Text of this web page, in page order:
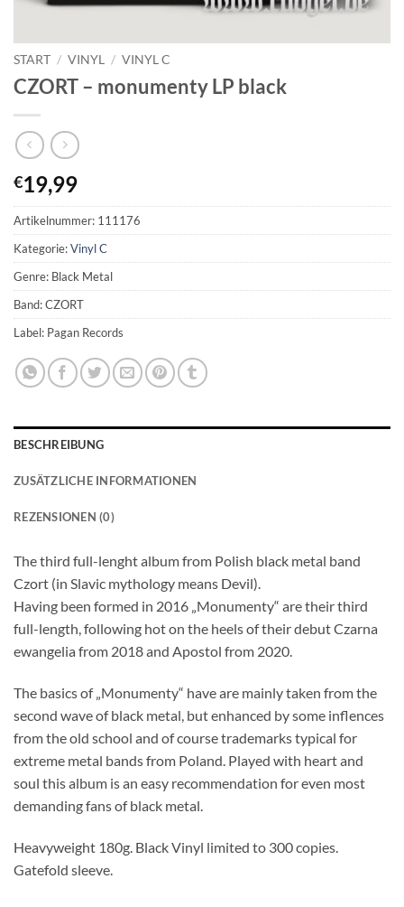
START / VINYL / VINYL C
CZORT – monumenty LP black
€19,99
Artikelnummer: 111176
Kategorie:Vinyl C
Genre: Black Metal
Band: CZORT
Label: Pagan Records
BESCHREIBUNG
ZUSÄTZLICHE INFORMATIONEN
REZENSIONEN (0)
The third full-lenght album from Polish black metal band
Czort (in Slavic mythology means Devil).
Having been formed in 2016 „Monumenty“ are their third
full-length, following hot on the heels of their debut Czarna
ewangelia from 2018 and Apostol from 2020.
The basics of „Monumenty“ have are mainly taken from the
second wave of black metal, but enhanced by some inflences
from the old school and of course trademarks typical for
extreme metal bands from Poland. Played with heart and
soul this album is an easy recommendation for even most
demanding fans of black metal.
Heavyweight 180g. Black Vinyl limited to 300 copies.
Gatefold sleeve.